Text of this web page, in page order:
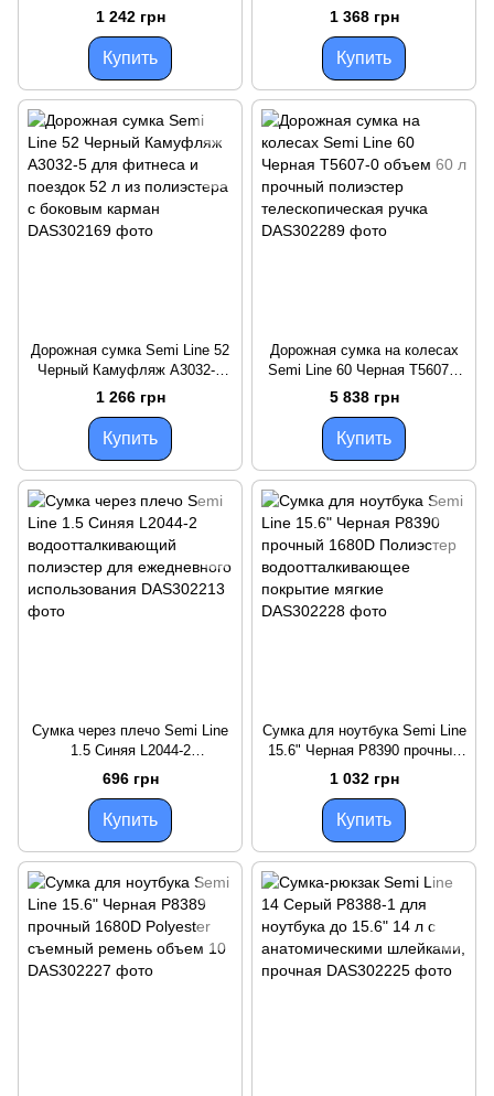
путешествий 42 л,
водоотталкивающее дно из
полиэстера
1 242 грн
Купить
фитнеса объемом 42 л с
карманом для обуви и
водоотталки
1 368 грн
Купить
Дорожная сумка Semi Line 52
Черный Камуфляж A3032-5
для фитнеса и поездок 52 л
из полиэстера с боковым
карман
1 266 грн
Купить
Дорожная сумка на колесах
Semi Line 60 Черная T5607-0
объем 60 л прочный
полиэстер телескопическая
ручка
5 838 грн
Купить
Сумка через плечо Semi Line
1.5 Синяя L2044-2
водоотталкивающий
полиэстер для ежедневного
использования
696 грн
Купить
Сумка для ноутбука Semi Line
15.6" Черная P8390 прочный
1680D Полиэстер
водоотталкивающее покрытие
мягкие
1 032 грн
Купить